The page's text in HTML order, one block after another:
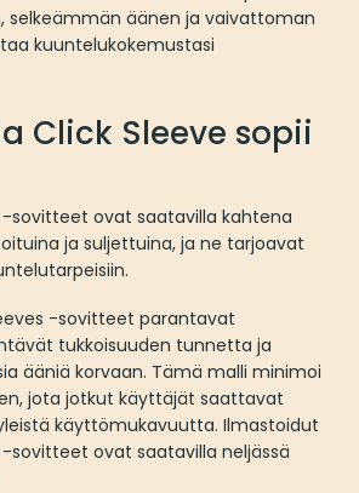
selkeämmän äänen ja vaivattoman
kuuntelukokemustasi
Click Sleeve sopii
-sovitteet ovat saatavilla kahtena
ja suljettuina, ja ne tarjoavat
-sovitteet parantavat
tukkoisuuden tunnetta ja
ääniä korvaan. Tämä malli minimoi
jota jotkut käyttäjät saattavat
käyttömukavuutta. Ilmastoidut
-sovitteet ovat saatavilla neljässä